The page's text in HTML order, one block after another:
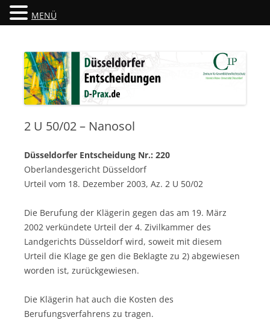
Düsseldorfer Entscheidungen
2 U 50/02 – Nanosol
Düsseldorfer Entscheidung Nr.: 220
Oberlandesgericht Düsseldorf
Urteil vom 18. Dezember 2003, Az. 2 U 50/02
Die Berufung der Klägerin gegen das am 19. März
2002 verkündete Urteil der 4. Zivilkammer des
Landgerichts Düsseldorf wird, soweit mit diesem
Urteil die Klage ge gen die Beklagte zu 2) abgewiesen
worden ist, zurückgewiesen.
Die Klägerin hat auch die Kosten des
Berufungsverfahrens zu tragen.
MENÜ